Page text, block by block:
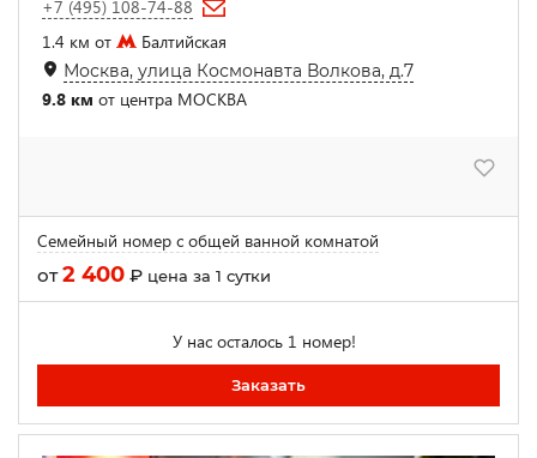
+7 (495) 108-74-88
1.4 км от
Балтийская
Москва, улица Космонавта Волкова, д.7
9.8 км от центра МОСКВА
Семейный номер с общей ванной комнатой
от2 400 ₽ цена за 1 сутки
У нас осталось 1 номер!
Заказать